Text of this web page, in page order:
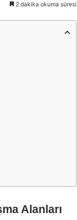
2 dakika okuma süresi
Alanları